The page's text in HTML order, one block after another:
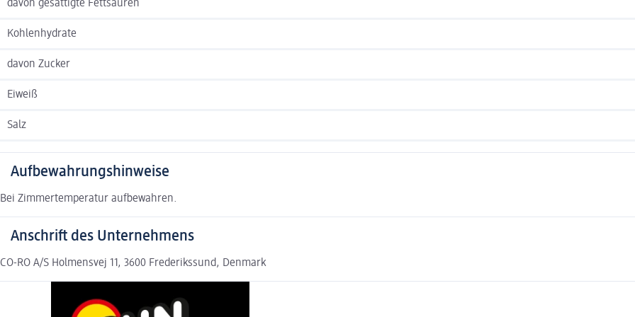
davon gesättigte Fettsäuren
Kohlenhydrate
davon Zucker
Eiweiß
Salz
Aufbewahrungshinweise
Bei Zimmertemperatur aufbewahren.
Anschrift des Unternehmens
CO-RO A/S Holmensvej 11, 3600 Frederikssund, Denmark